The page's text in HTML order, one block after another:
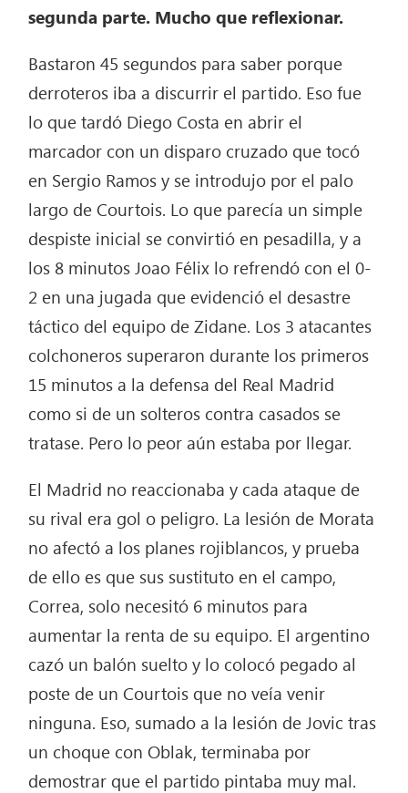
segunda parte. Mucho que reflexionar.
Bastaron 45 segundos para saber porque
derroteros iba a discurrir el partido. Eso fue
lo que tardó Diego Costa en abrir el
marcador con un disparo cruzado que tocó
en Sergio Ramos y se introdujo por el palo
largo de Courtois. Lo que parecía un simple
despiste inicial se convirtió en pesadilla, y a
los 8 minutos Joao Félix lo refrendó con el 0-
2 en una jugada que evidenció el desastre
táctico del equipo de Zidane. Los 3 atacantes
colchoneros superaron durante los primeros
15 minutos a la defensa del Real Madrid
como si de un solteros contra casados se
tratase. Pero lo peor aún estaba por llegar.
El Madrid no reaccionaba y cada ataque de
su rival era gol o peligro. La lesión de Morata
no afectó a los planes rojiblancos, y prueba
de ello es que sus sustituto en el campo,
Correa, solo necesitó 6 minutos para
aumentar la renta de su equipo. El argentino
cazó un balón suelto y lo colocó pegado al
poste de un Courtois que no veía venir
ninguna. Eso, sumado a la lesión de Jovic tras
un choque con Oblak, terminaba por
demostrar que el partido pintaba muy mal.